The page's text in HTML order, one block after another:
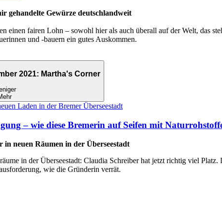
gehandelte Gewürze deutschlandweit
einen fairen Lohn – sowohl hier als auch überall auf der Welt, das
und -bauern ein gutes Auskommen.
2021: Martha's Corner
– wie diese Bremerin auf Seifen mit
neuen Räumen in der Überseestadt
in der Überseestadt: Claudia Schreiber hat jetzt richtig viel
wie die Gründerin verrät.